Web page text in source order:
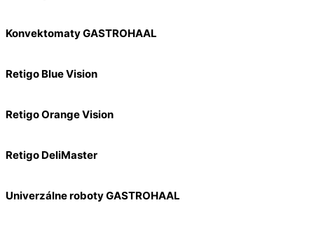
Konvektomaty GASTROHAAL
Retigo Blue Vision
Retigo Orange Vision
Retigo DeliMaster
Univerzálne roboty GASTROHAAL